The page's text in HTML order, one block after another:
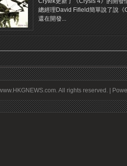
總經理David Fifield簡單說了說
還在開發...
All rights reserved. |